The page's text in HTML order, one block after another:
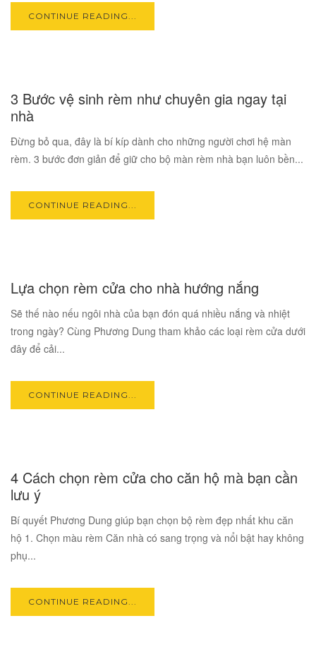
CONTINUE READING...
OCT
3 Bước vệ sinh rèm như chuyên gia ngay tại
nhà
Đừng bỏ qua, đây là bí kíp dành cho những người chơi hệ màn
rèm. 3 bước đơn giản để giữ cho bộ màn rèm nhà bạn luôn bền...
CONTINUE READING...
OCT
Lựa chọn rèm cửa cho nhà hướng nắng
Sẽ thế nào nếu ngôi nhà của bạn đón quá nhiều nắng và nhiệt
trong ngày? Cùng Phương Dung tham khảo các loại rèm cửa dưới
đây để cải...
CONTINUE READING...
OCT
4 Cách chọn rèm cửa cho căn hộ mà bạn cần
lưu ý
Bí quyết Phương Dung giúp bạn chọn bộ rèm đẹp nhất khu căn
hộ 1. Chọn màu rèm Căn nhà có sang trọng và nổi bật hay không
phụ...
CONTINUE READING...